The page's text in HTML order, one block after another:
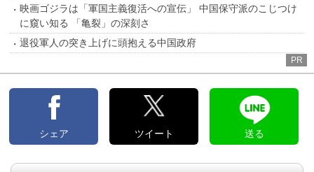
映画ゴジラは「軍国主義復活への宣伝」 中国保守派のこじつけ
に窺い知る 「亀裂」の深刻さ
退役軍人の突き上げに頭抱える中国政府
PR
シェア ツイート 送る